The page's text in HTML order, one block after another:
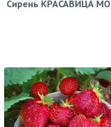
Сирень КРАСАВИЦА